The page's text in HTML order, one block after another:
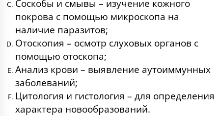
Соскобы и смывы – изучение кожного
покрова с помощью микроскопа на
наличие паразитов;
Отоскопия – осмотр слуховых органов с
помощью отоскопа;
Анализ крови – выявление аутоиммунных
заболеваний;
Цитология и гистология – для определения
характера новообразований.